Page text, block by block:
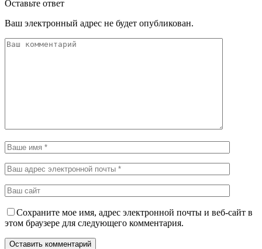
Оставьте ответ
Ваш электронный адрес не будет опубликован.
Сохраните мое имя, адрес электронной почты и веб-сайт в
этом браузере для следующего комментария.